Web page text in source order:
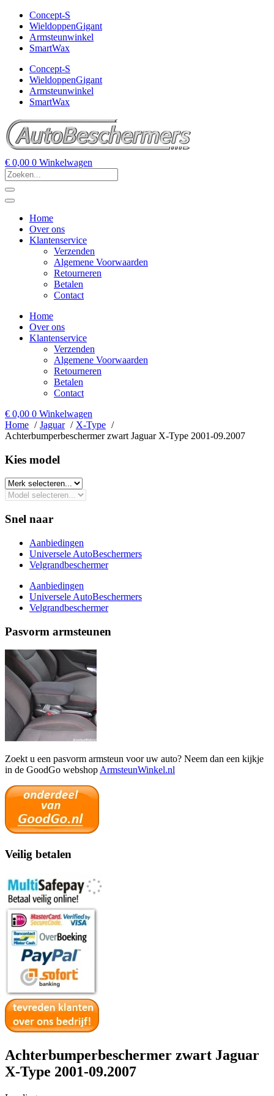
Concept-S
WieldoppenGigant
Armsteunwinkel
SmartWax
Concept-S
WieldoppenGigant
Armsteunwinkel
SmartWax
€ 0,00 0 Winkelwagen
Home
Over ons
Klantenservice
Verzenden
Algemene Voorwaarden
Retourneren
Betalen
Contact
Home
Over ons
Klantenservice
Verzenden
Algemene Voorwaarden
Retourneren
Betalen
Contact
€ 0,00 0 Winkelwagen
Home
Jaguar
X-Type
Achterbumperbeschermer zwart Jaguar X-Type 2001-09.2007
Kies model​
Snel naar
Aanbiedingen
Universele AutoBeschermers
Velgrandbeschermer
Aanbiedingen
Universele AutoBeschermers
Velgrandbeschermer
Pasvorm armsteunen
Zoekt u een pasvorm armsteun voor uw auto? Neem dan een kijkje
in de GoodGo webshop ArmsteunWinkel.nl
Veilig betalen
Achterbumperbeschermer zwart Jaguar
X-Type 2001-09.2007